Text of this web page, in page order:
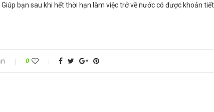
bạn sau khi hết thời hạn làm việc trở về nước có được khoản tiết
0